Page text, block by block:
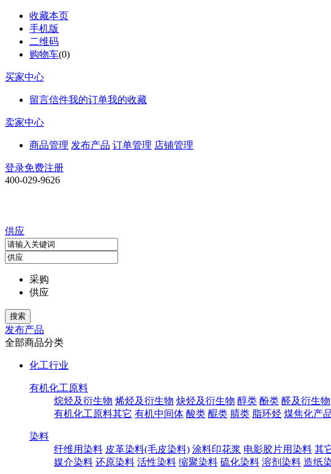
收藏本页
手机版
二维码
购物车(0)
买家中心
留言信件我的订单我的收藏
卖家中心
商品管理 发布产品 订单管理 店铺管理
登录免费注册
400-029-9626
供应
采购
供应
发布产品
全部商品分类
化工行业
有机化工原料
烷烃及衍生物 烯烃及衍生物 炔烃及衍生物 醇类 酚类 醛及衍生物
有机化工原料其它 有机中间体 酸类 醌类 腈类 脂环烃 煤焦化产
染料
纤维用染料 皮革染料(毛皮染料) 涂料印花浆 电影胶片用染料 其
媒介染料 还原染料 活性染料 缩聚染料 硫化染料 溶剂染料 造纸